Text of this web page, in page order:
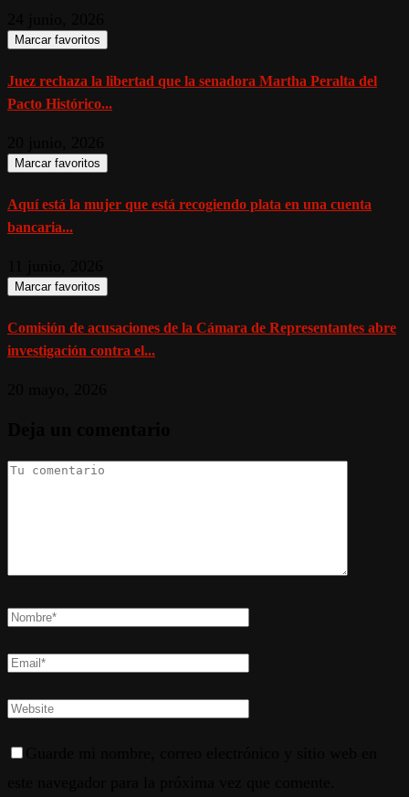
Marcar favoritos
Juez rechaza la libertad que la senadora Martha Peralta del
Pacto Histórico...
Marcar favoritos
Aquí está la mujer que está recogiendo plata en una cuenta
bancaria...
Marcar favoritos
Comisión de acusaciones de la Cámara de Representantes abre
investigación contra el...